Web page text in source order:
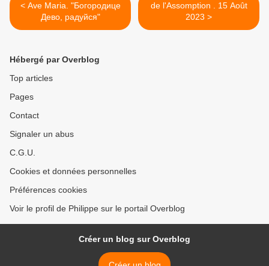
< Ave Maria. "Богородице
Дево, радуйся"
de l'Assomption . 15 Août
2023 >
Hébergé par Overblog
Top articles
Pages
Contact
Signaler un abus
C.G.U.
Cookies et données personnelles
Préférences cookies
Voir le profil de Philippe sur le portail Overblog
Créer un blog sur Overblog